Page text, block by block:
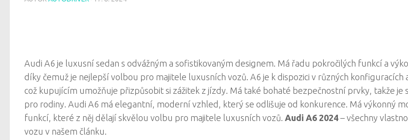
Audi A6 je luxusní sedan s odvážným a sofistikovaným designem. Má řadu pokročilých funkcí a
díky čemuž je nejlepší volbou pro majitele luxusních vozů. A6 je k dispozici v různých konfiguracích
což kupujícím umožňuje přizpůsobit si zážitek z jízdy. Má také bohaté bezpečnostní prvky, takže je
pro rodiny. Audi A6 má elegantní, moderní vzhled, který se odlišuje od konkurence. Má výkonný
funkcí, které z něj dělají skvělou volbu pro majitele luxusních vozů. Audi A6 2024 – všechny
vozu v našem článku.